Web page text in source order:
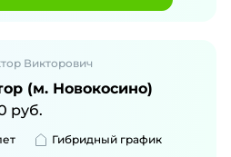
Викторович
(м. Новокосино)
руб.
Гибридный график